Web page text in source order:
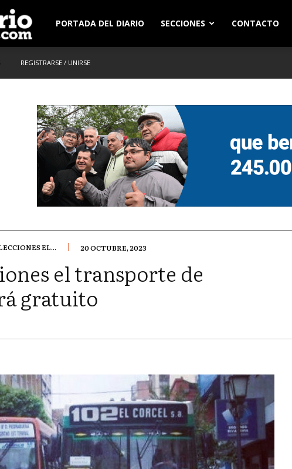
de
Tucuman
PORTADA DEL DIARIO SECCIONES CONTACTO
REGISTRARSE / UNIRSE
EL... 20 OCTUBRE, 2023
el transporte de
gratuito